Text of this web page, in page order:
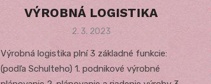
VÝROBNÁ LOGISTIKA
Posted
2. 3. 2023
Výrobná logistika plní 3 základné funkcie:
(podľa Schulteho) 1. podnikové výrobné